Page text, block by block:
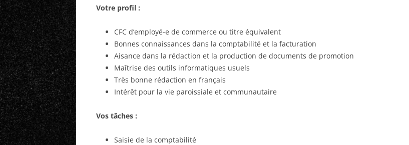
Votre profil :
CFC d’employé-e de commerce ou titre équivalent
Bonnes connaissances dans la comptabilité et la facturation
Aisance dans la rédaction et la production de documents de promotion
Maîtrise des outils informatiques usuels
Très bonne rédaction en français
Intérêt pour la vie paroissiale et communautaire
Vos tâches :
Saisie de la comptabilité